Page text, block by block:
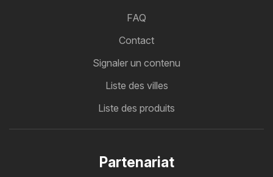
FAQ
Contact
Signaler un contenu
Liste des villes
Liste des produits
Partenariat